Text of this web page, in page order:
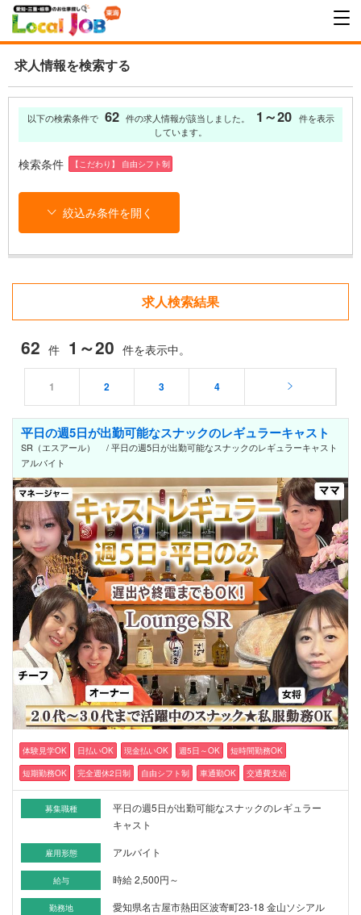
求人情報を検索する
以下の検索条件で 62 件の求人情報が該当しました。 1～20 件を表示
しています。
検索条件 【こだわり】 自由シフト制
絞込み条件を開く
求人検索結果
62 件 1～20 件を表示中。
1 2 3 4
平日の週5日が出勤可能なスナックのレギュラーキャスト
SR（エスアール） / 平日の週5日が出勤可能なスナックのレギュラーキャスト
アルバイト
体験見学OK 日払いOK 現金払いOK 週5日～OK
短時間勤務OK
短期勤務OK
完全週休2日制 自由シフト制 車通勤OK 交通費支給
募集職種
平日の週5日が出勤可能なスナックのレギュラー
キャスト
雇用形態 アルバイト
給与 時給 2,500円～
勤務地
愛知県名古屋市熱田区波寄町23-18 金山ソシアル